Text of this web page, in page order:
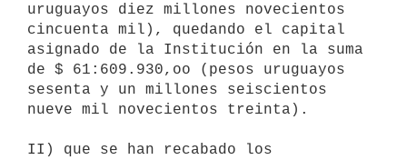
uruguayos diez millones novecientos
cincuenta mil), quedando el capital
asignado de la Institución en la suma
de $ 61:609.930,oo (pesos uruguayos
sesenta y un millones seiscientos
nueve mil novecientos treinta).
II) que se han recabado los